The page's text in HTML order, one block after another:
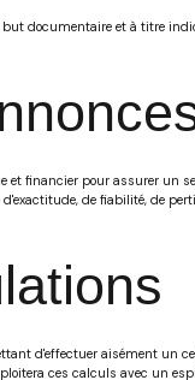
documentaire et à titre
financier pour assurer un
de fiabilité, de
d'effectuer aisément un
ces calculs avec un